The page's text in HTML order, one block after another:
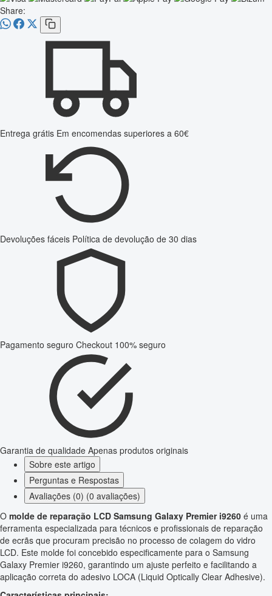
Share:
Entrega grátis Em encomendas superiores a 60€
Devoluções fáceis Política de devolução de 30 dias
Pagamento seguro Checkout 100% seguro
Garantia de qualidade Apenas produtos originais
Sobre este artigo
Perguntas e Respostas
Avaliações (0) (0 avaliações)
O molde de reparação LCD Samsung Galaxy Premier i9260 é uma
ferramenta especializada para técnicos e profissionais de reparação
de ecrãs que procuram precisão no processo de colagem do vidro
LCD. Este molde foi concebido especificamente para o Samsung
Galaxy Premier i9260, garantindo um ajuste perfeito e facilitando a
aplicação correta do adesivo LOCA (Liquid Optically Clear Adhesive).